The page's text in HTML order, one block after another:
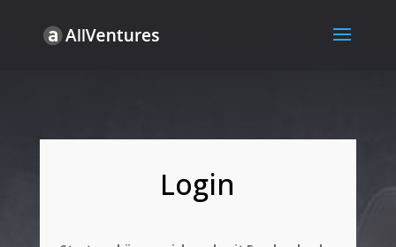
Login